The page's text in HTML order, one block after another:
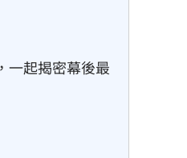
正西方向移動，預
是關鍵轉折點。